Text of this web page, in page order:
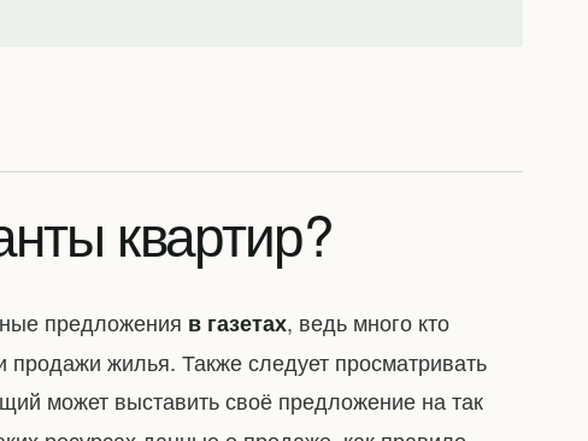
квартир?
предложения в газетах, ведь много кто
жилья. Также следует просматривать
может выставить своё предложение на так